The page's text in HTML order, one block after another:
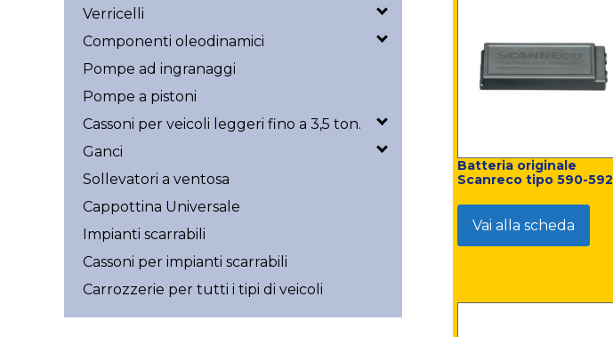
Verricelli
Componenti oleodinamici
Pompe ad ingranaggi
Pompe a pistoni
Cassoni per veicoli leggeri fino a 3,5 ton.
Ganci
Sollevatori a ventosa
Cappottina Universale
Impianti scarrabili
Cassoni per impianti scarrabili
Carrozzerie per tutti i tipi di veicoli
Batteria originale
Scanreco tipo 590-592
Vai alla scheda